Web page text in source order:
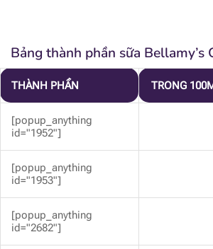
Bảng thành phần sữa Bellamy’s
THÀNH PHẦN TRONG
[popup_anything
id="1952"]
[popup_anything
id="1953"]
[popup_anything
id="2682"]